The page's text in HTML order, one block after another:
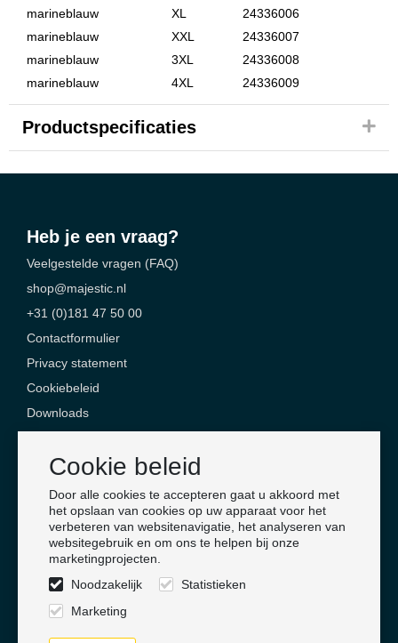
Cookie beleid
Door alle cookies te accepteren gaat u akkoord met
het opslaan van cookies op uw apparaat voor het
verbeteren van websitenavigatie, het analyseren van
websitegebruik en om ons te helpen bij onze
marketingprojecten.
Noodzakelijk
Statistieken
Marketing
marineblauw
XL
24336006
marineblauw
XXL
24336007
marineblauw
3XL
24336008
marineblauw
4XL 24336009
Productspecificaties
Heb je een vraag?
Veelgestelde vragen (FAQ)
shop@majestic.nl
+31 (0)181 47 50 00
Contactformulier
Privacy statement
Cookiebeleid
Downloads
Majestic Safety Products & Services
Jan Campertlaan 6
3201 AX Spijkenisse
Nederland
Volg ons